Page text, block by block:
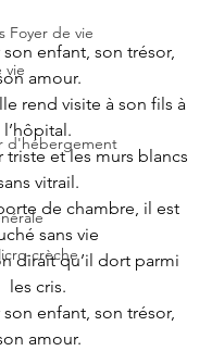
Foyer de vie
vie
d'hébergement
crèche
enfant, son trésor,
amour.
rend visite à son fils à
l’hôpital.
triste et les murs blancs
vitrail.
de chambre, il est
sans vie
dirait qu’il dort parmi
les cris.
enfant, son trésor,
amour.